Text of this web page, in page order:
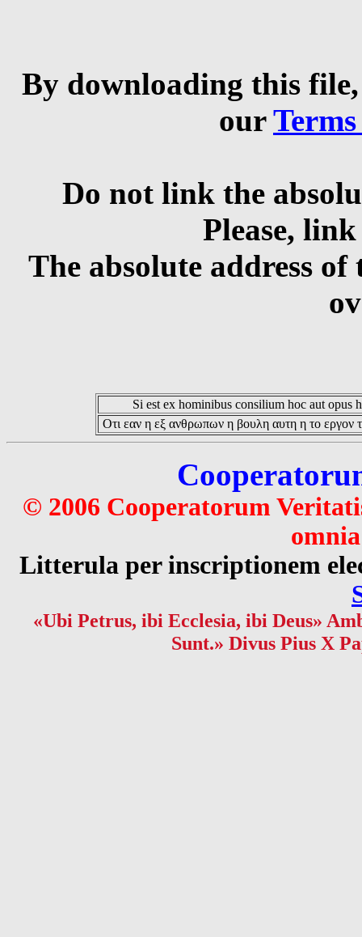
By downloading this
our
Do not link the
Please,
The absolute address
Si est ex hominibus consilium hoc aut opus
Οτι εαν η εξ ανθρωπων η βουλη αυτη η το εργον
© 2006 Cooperatorum
Litterula per inscriptionem
«Ubi Petrus, ibi Ecclesia, ibi Deus»
Sunt.» Divus Pius X